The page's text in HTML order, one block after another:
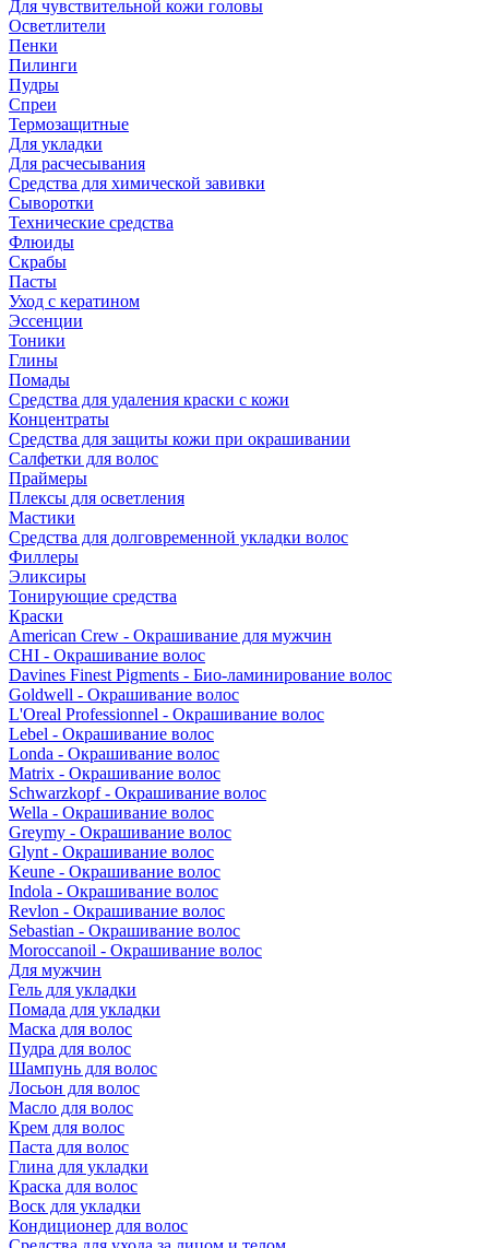
Для чувствительной кожи головы
Осветлители
Пенки
Пилинги
Пудры
Спреи
Термозащитные
Для укладки
Для расчесывания
Средства для химической завивки
Сыворотки
Технические средства
Флюиды
Скрабы
Пасты
Уход с кератином
Эссенции
Тоники
Глины
Помады
Средства для удаления краски с кожи
Концентраты
Средства для защиты кожи при окрашивании
Салфетки для волос
Праймеры
Плексы для осветления
Мастики
Средства для долговременной укладки волос
Филлеры
Эликсиры
Тонирующие средства
Краски
American Crew - Окрашивание для мужчин
CHI - Окрашивание волос
Davines Finest Pigments - Био-ламинирование волос
Goldwell - Окрашивание волос
L'Oreal Professionnel - Окрашивание волос
Lebel - Окрашивание волос
Londa - Окрашивание волос
Matrix - Окрашивание волос
Schwarzkopf - Окрашивание волос
Wella - Окрашивание волос
Greymy - Окрашивание волос
Glynt - Окрашивание волос
Keune - Окрашивание волос
Indola - Окрашивание волос
Revlon - Окрашивание волос
Sebastian - Окрашивание волос
Moroccanoil - Окрашивание волос
Для мужчин
Гель для укладки
Помада для укладки
Маска для волос
Пудра для волос
Шампунь для волос
Лосьон для волос
Масло для волос
Крем для волос
Паста для волос
Глина для укладки
Краска для волос
Воск для укладки
Кондиционер для волос